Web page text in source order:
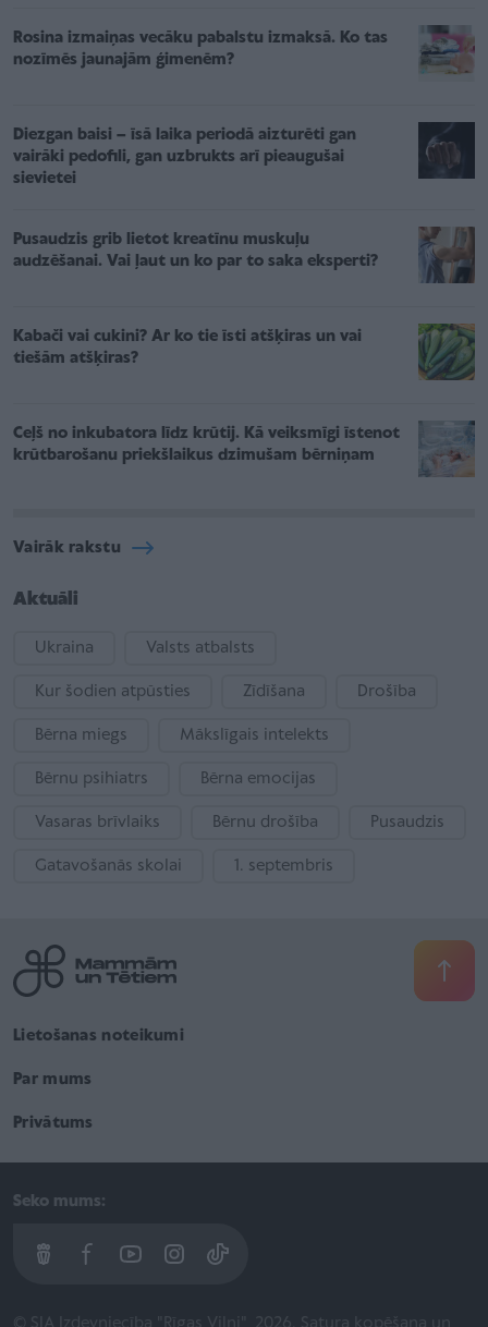
Rosina izmaiņas vecāku pabalstu izmaksā. Ko tas
nozīmēs jaunajām ģimenēm?
Diezgan baisi – īsā laika periodā aizturēti gan
vairāki pedofili, gan uzbrukts arī pieaugušai
sievietei
Pusaudzis grib lietot kreatīnu muskuļu
audzēšanai. Vai ļaut un ko par to saka eksperti?
Kabači vai cukini? Ar ko tie īsti atšķiras un vai
tiešām atšķiras?
Ceļš no inkubatora līdz krūtij. Kā veiksmīgi īstenot
krūtbarošanu priekšlaikus dzimušam bērniņam
Vairāk rakstu
Aktuāli
Ukraina Valsts atbalsts
Kur šodien atpūsties Zīdīšana Drošība
Bērna miegs Mākslīgais intelekts
Bērnu psihiatrs Bērna emocijas
Vasaras brīvlaiks Bērnu drošība Pusaudzis
Gatavošanās skolai 1. septembris
Lietošanas noteikumi
Par mums
Privātums
Seko mums: